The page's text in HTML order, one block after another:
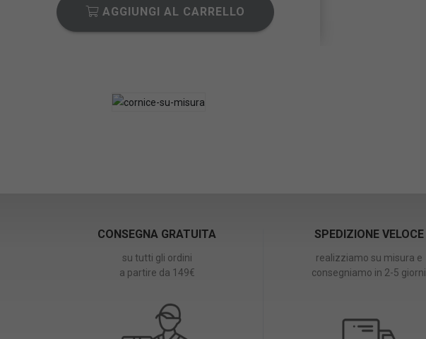
AGGIUNGI AL CARRELLO
CONSEGNA GRATUITA
su tutti gli ordini
a partire da 149€
SPEDIZIONE VELOCE
realizziamo su misura e
consegniamo in 2-5 giorni